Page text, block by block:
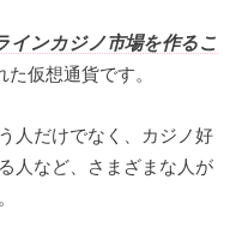
インカジノ市場を作るこ
仮想通貨です。
人だけでなく、カジノ好
人など、さまざまな人が